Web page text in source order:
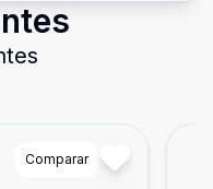
Comparar